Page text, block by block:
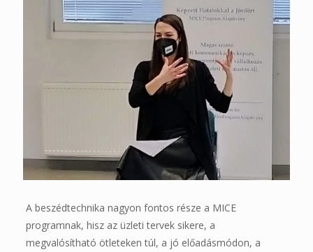
A beszédtechnika nagyon fontos része a MICE
programnak, hisz az üzleti tervek sikere, a
megvalósítható ötleteken túl, a jó előadásmódon, a